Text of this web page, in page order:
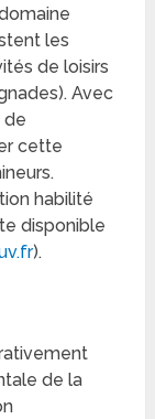
les
de loisirs
Avec
de
cette
habilité
disponible
).
de la